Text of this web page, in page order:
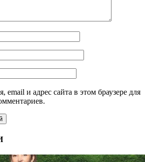
email и адрес сайта в этом браузере для